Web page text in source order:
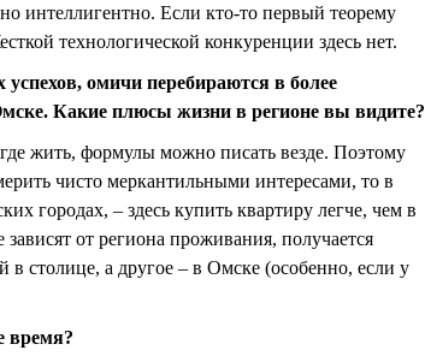
интеллигентно. Если кто-то первый теорему
технологической конкуренции здесь нет.
омичи перебираются в более
Какие плюсы жизни в регионе вы видите?
жить, формулы можно писать везде. Поэтому
чисто меркантильными интересами, то в
городах, – здесь купить квартиру легче, чем в
от региона проживания, получается
столице, а другое – в Омске (особенно, если у
время?